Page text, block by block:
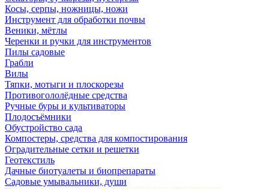
Косы, серпы, ножницы, ножи
Инструмент для обработки почвы
Веники, мётлы
Черенки и ручки для инструментов
Пилы садовые
Грабли
Вилы
Тяпки, мотыги и плоскорезы
Противогололёдные средства
Ручные буры и культиваторы
Плодосъёмники
Обустройство сада
Компостеры, средства для компостирования
Оградительные сетки и решетки
Геотекстиль
Дачные биотуалеты и биопрепараты
Садовые умывальники, души